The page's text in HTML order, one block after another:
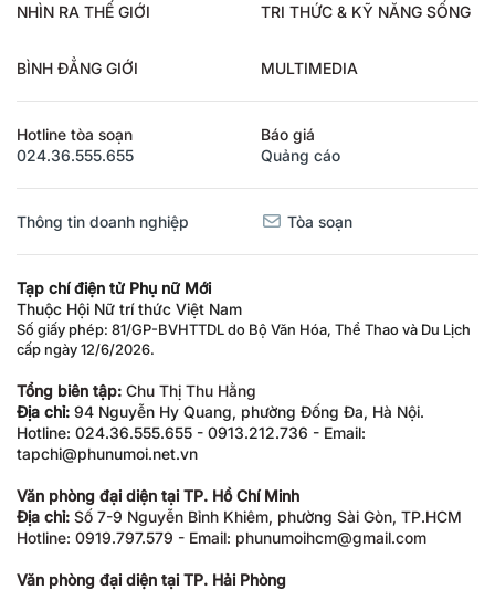
NHÌN RA THẾ GIỚI TRI THỨC & KỸ NĂNG SỐNG
BÌNH ĐẲNG GIỚI MULTIMEDIA
Hotline tòa soạn
024.36.555.655
Báo giá
Quảng cáo
Thông tin doanh nghiệp Tòa soạn
Tạp chí điện tử Phụ nữ Mới
Thuộc Hội Nữ trí thức Việt Nam
Số giấy phép: 81/GP-BVHTTDL do Bộ Văn Hóa, Thể Thao và Du Lịch
cấp ngày 12/6/2026.
Tổng biên tập: Chu Thị Thu Hằng
Địa chỉ: 94 Nguyễn Hy Quang, phường Đống Đa, Hà Nội.
Hotline: 024.36.555.655 - 0913.212.736 - Email:
tapchi@phunumoi.net.vn
Văn phòng đại diện tại TP. Hồ Chí Minh
Địa chỉ: Số 7-9 Nguyễn Bỉnh Khiêm, phường Sài Gòn, TP.HCM
Hotline: 0919.797.579 - Email: phunumoihcm@gmail.com
Văn phòng đại diện tại TP. Hải Phòng